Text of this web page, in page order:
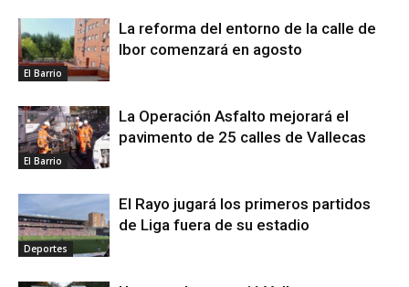
El Barrio
La reforma del entorno de la calle de
Ibor comenzará en agosto
El Barrio
La Operación Asfalto mejorará el
pavimento de 25 calles de Vallecas
Deportes
El Rayo jugará los primeros partidos
de Liga fuera de su estadio